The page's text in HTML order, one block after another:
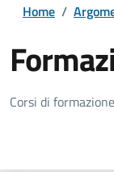
Home /
Dettagli
Corsi di